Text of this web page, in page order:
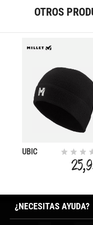
OTROS
UBIC
¿NECESITAS AYUDA?